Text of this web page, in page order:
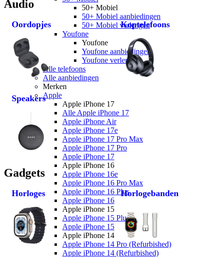
50+ Mobiel
50+ Mobiel aanbiedingen
50+ Mobiel verlengen
Youfone
Youfone
Youfone aanbiedingen
Youfone verlengen
Alle telefoons
Alle aanbiedingen
Merken
Apple
Apple iPhone 17
Alle Apple iPhone 17
Apple iPhone Air
Apple iPhone 17e
Apple iPhone 17 Pro Max
Apple iPhone 17 Pro
Apple iPhone 17
Apple iPhone 16
Apple iPhone 16e
Apple iPhone 16 Pro Max
Apple iPhone 16 Plus
Apple iPhone 16
Apple iPhone 15
Apple iPhone 15 Plus
Apple iPhone 15
Apple iPhone 14
Apple iPhone 14 Pro (Refurbished)
Apple iPhone 14 (Refurbished)
Audio
Oordopjes Koptelefoons
Speakers
Gadgets
Horloges Horlogebanden